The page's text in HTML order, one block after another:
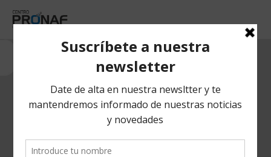
ALIMENTACIÓN Y
BIENESTAR
/ POSTS TAGGED “ALIMENTACIÓN Y BIENESTAR”